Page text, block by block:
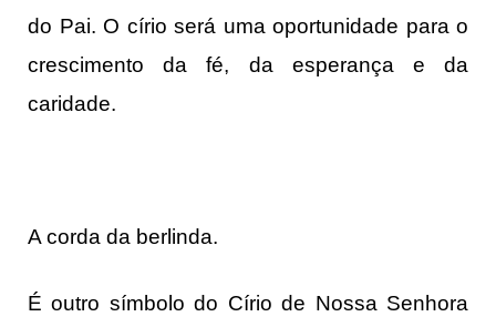
do Pai. O círio será uma oportunidade para o
crescimento da fé, da esperança e da
caridade.
A corda da berlinda.
É outro símbolo do Círio de Nossa Senhora